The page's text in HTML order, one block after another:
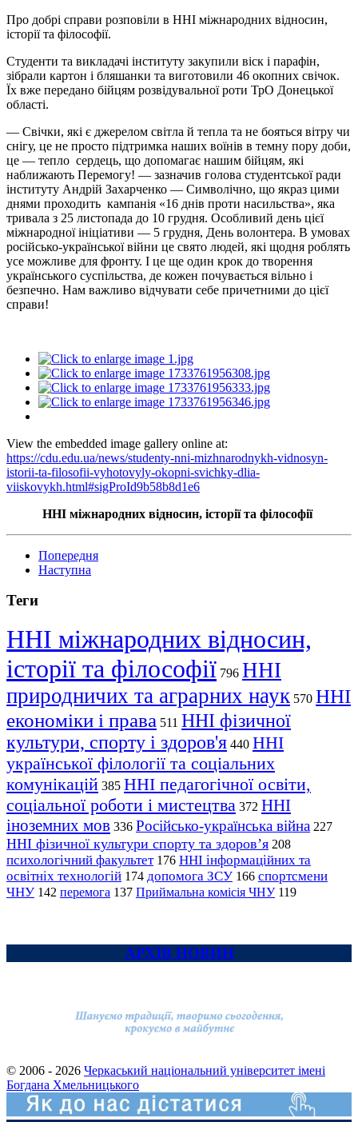
Про добрі справи розповіли в ННІ міжнародних відносин,
історії та філософії.
Студенти та викладачі інституту закупили віск і парафін,
зібрали картон і бляшанки та виготовили 46 окопних свічок.
Їх вже передано бійцям розвідувальної роти ТрО Донецької
області.
— Свічки, які є джерелом світла й тепла та не бояться вітру чи
снігу, це не просто підтримка наших воїнів в темну пору доби,
це — тепло сердець, що допомагає нашим бійцям, які
наближають Перемогу! — зазначив голова студентської ради
інституту Андрій Захарченко — Символічно, що якраз цими
днями проходить кампанія «16 днів проти насильства», яка
тривала з 25 листопада до 10 грудня. Особливий день цієї
міжнародної ініціативи — 5 грудня, День волонтера. В умовах
російсько-української війни це свято людей, які щодня роблять
усе можливе для фронту. І це ще один крок до творення
українського суспільства, де кожен почувається вільно і
безпечно. Нам важливо відчувати себе причетними до цієї
справи!
View the embedded image gallery online at:
https://cdu.edu.ua/news/studenty-nni-mizhnarodnykh-vidnosyn-
istorii-ta-filosofii-vyhotovyly-okopni-svichky-dlia-
viiskovykh.html#sigProId9b58b8d1e6
ННІ міжнародних відносин, історії та філософії
Попередня
Наступна
Теги
ННІ міжнародних відносин,
історії та філософії 796 ННІ
природничих та аграрних наук 570 ННІ
економіки і права 511 ННІ фізичної
культури, спорту і здоров'я 440 ННІ
української філології та соціальних
комунікацій 385 ННІ педагогічної освіти,
соціальної роботи і мистецтва 372 ННІ
іноземних мов 336 Російсько-українська війна 227
ННІ фізичної культури спорту та здоров’я 208
психологічний факультет 176 ННІ інформаційних та
освітніх технологій 174 допомога ЗСУ 166 спортсмени
ЧНУ 142 перемога 137 Приймальна комісія ЧНУ 119
АРХІВ НОВИН
© 2006 - 2026 Черкаський національний університет імені
Богдана Хмельницького